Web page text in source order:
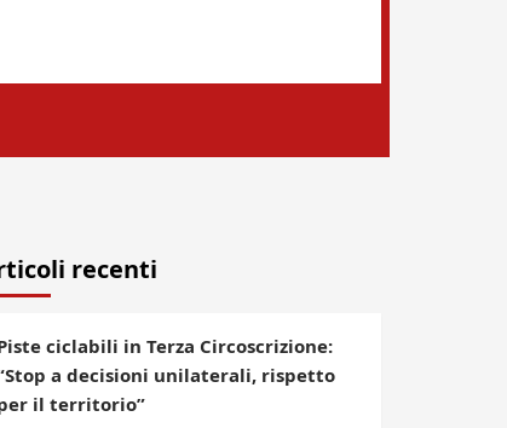
recenti
ciclabili in Terza Circoscrizione:
a decisioni unilaterali, rispetto
il territorio”